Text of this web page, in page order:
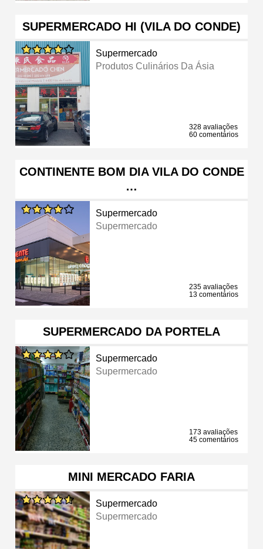
SUPERMERCADO HI (VILA DO CONDE)
Supermercado
Produtos Culinários Da Ásia
328 avaliações
60 comentários
CONTINENTE BOM DIA VILA DO CONDE
…
Supermercado
Supermercado
235 avaliações
13 comentários
SUPERMERCADO DA PORTELA
Supermercado
Supermercado
173 avaliações
45 comentários
MINI MERCADO FARIA
Supermercado
Supermercado